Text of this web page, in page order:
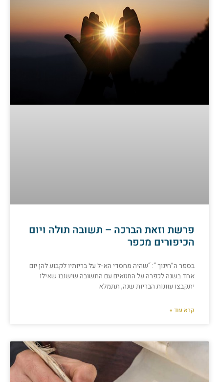
פרשת וזאת הברכה – תשובה תולה ויום
הכיפורים מכפר
בספר ה”חינוך “: “שהיה מחסדי הא-ל על בריותיו לקבוע להן יום
אחד בשנה לכפרה על החטאים עם התשובה שישובו שאילו
יתקבצו עוונות הבריות שנה, תתמלא
קרא עוד »